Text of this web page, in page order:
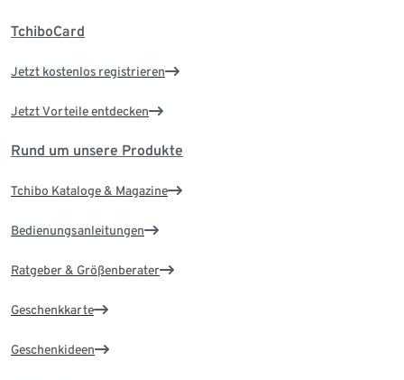
TchiboCard
Jetzt kostenlos registrieren
Jetzt Vorteile entdecken
Rund um unsere Produkte
Tchibo Kataloge & Magazine
Bedienungsanleitungen
Ratgeber & Größenberater
Geschenkkarte
Geschenkideen